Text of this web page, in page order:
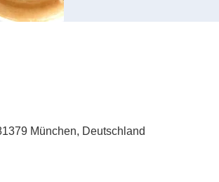
München, Deutschland